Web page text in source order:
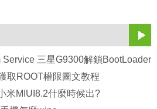
三星G9300解鎖BootLoader
取ROOT權限圖文教程
米MIUI8.2什麼時候出?